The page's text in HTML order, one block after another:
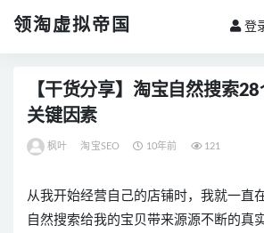
领淘虚拟帝国 登
【干货分享】淘宝自然搜索
关键因素
枫叶 淘宝SEO 10年前 121
从我开始经营自己的店铺时，我就一直
自然搜索给我的宝贝带来源源不断的真